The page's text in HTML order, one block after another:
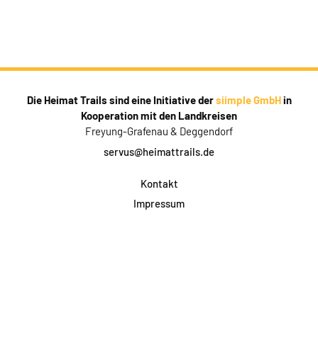
Die Heimat Trails sind eine Initiative dersiimple GmbHin
Kooperation mit den Landkreisen
Freyung-Grafenau & Deggendorf
servus@heimattrails.de
Kontakt
Impressum